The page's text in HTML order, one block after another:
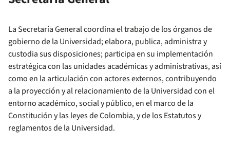
La Secretaría General coordina el trabajo de los órganos de
gobierno de la Universidad; elabora, publica, administra y
custodia sus disposiciones; participa en su implementación
estratégica con las unidades académicas y administrativas, así
como en la articulación con actores externos, contribuyendo
a la proyección y al relacionamiento de la Universidad con el
entorno académico, social y público, en el marco de la
Constitución y las leyes de Colombia, y de los Estatutos y
reglamentos de la Universidad.